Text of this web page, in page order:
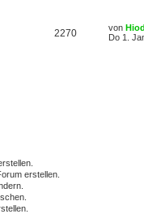
2270 von
Do 1.
erstellen.